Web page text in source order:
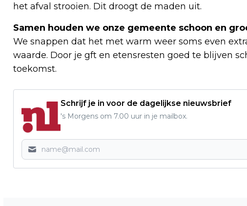
het afval strooien. Dit droogt de maden uit.
Samen houden we onze gemeente schoon en
We snappen dat het met warm weer soms even
waarde. Door je gft en etensresten goed te blijven
toekomst.
Schrijf je in voor de dagelijkse nieuwsbrief
's Morgens om 7.00 uur in je mailbox.